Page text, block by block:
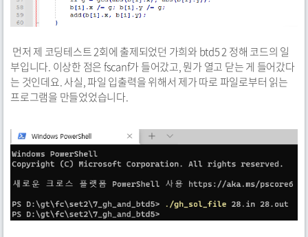
먼저 제 코딩테스트 2회에 출제되었던 가희와 btd5 2 정해 코드의 일
부입니다. 이상한 점은 fscanf가 들어갔고, 뭔가 열고 닫는 게 들어갔다
는 것인데요. 사실, 파일 입출력을 위해서 제가 따로 파일로부터 읽는
프로그램을 만들었었습니다.